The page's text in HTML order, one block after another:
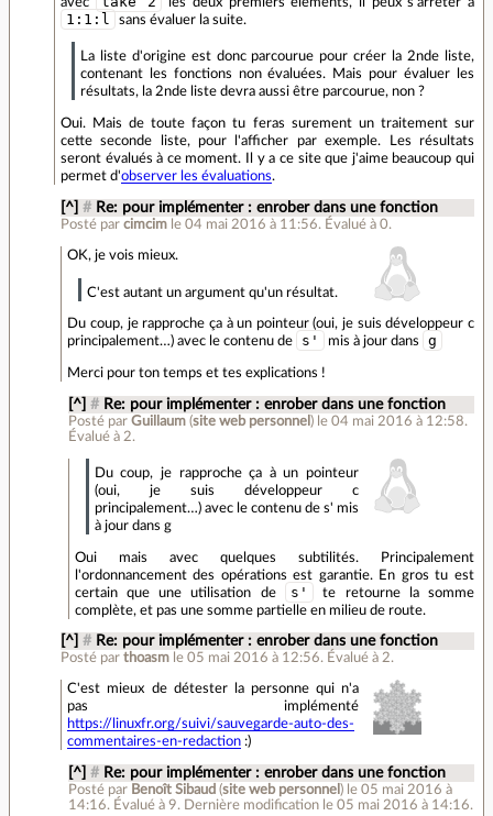
1:1:l sans évaluer la suite.
La liste d'origine est donc parcourue pour créer la 2nde liste,
contenant les fonctions non évaluées. Mais pour évaluer les
résultats, la 2nde liste devra aussi être parcourue, non ?
Oui. Mais de toute façon tu feras surement un traitement sur
cette seconde liste, pour l'afficher par exemple. Les résultats
seront évalués à ce moment. Il y a ce site que j'aime beaucoup qui
permet d'observer les évaluations.
[^] # Re: pour implémenter : enrober dans une fonction
Posté parcimcim le 04 mai 2016 à 11:56. Évalué à0.
OK, je vois mieux.
C'est autant un argument qu'un résultat.
Du coup, je rapproche ça à un pointeur (oui, je suis développeur c
principalement…) avec le contenu de
s' mis à jour dans g
Merci pour ton temps et tes explications !
[^] # Re: pour implémenter : enrober dans une fonction
Posté par Guillaum(site web personnel ) le 04 mai 2016 à 12:58.
Évalué à 2.
Du coup, je rapproche ça à un pointeur
(oui, je suis développeur c
principalement…) avec le contenu de s' mis
à jour dans g
Oui mais avec quelques subtilités. Principalement
l'ordonnancement des opérations est garantie. En gros tu est
certain que une utilisation de
s'
te retourne la somme
complète, et pas une somme partielle en milieu de route.
[^] # Re: pour implémenter : enrober dans une fonction
Posté parthoasm le 05 mai 2016 à 12:56. Évalué à2.
C'est mieux de détester la personne qui n'a
pas implémenté
https://linuxfr.org/suivi/sauvegarde-auto-des-
commentaires-en-redaction :)
[^] # Re: pour implémenter : enrober dans une fonction
Posté par Benoît Sibaud (site web personnel ) le 05 mai 2016 à
14:16. Évalué à 9. Dernière modification le 05 mai 2016 à 14:16.